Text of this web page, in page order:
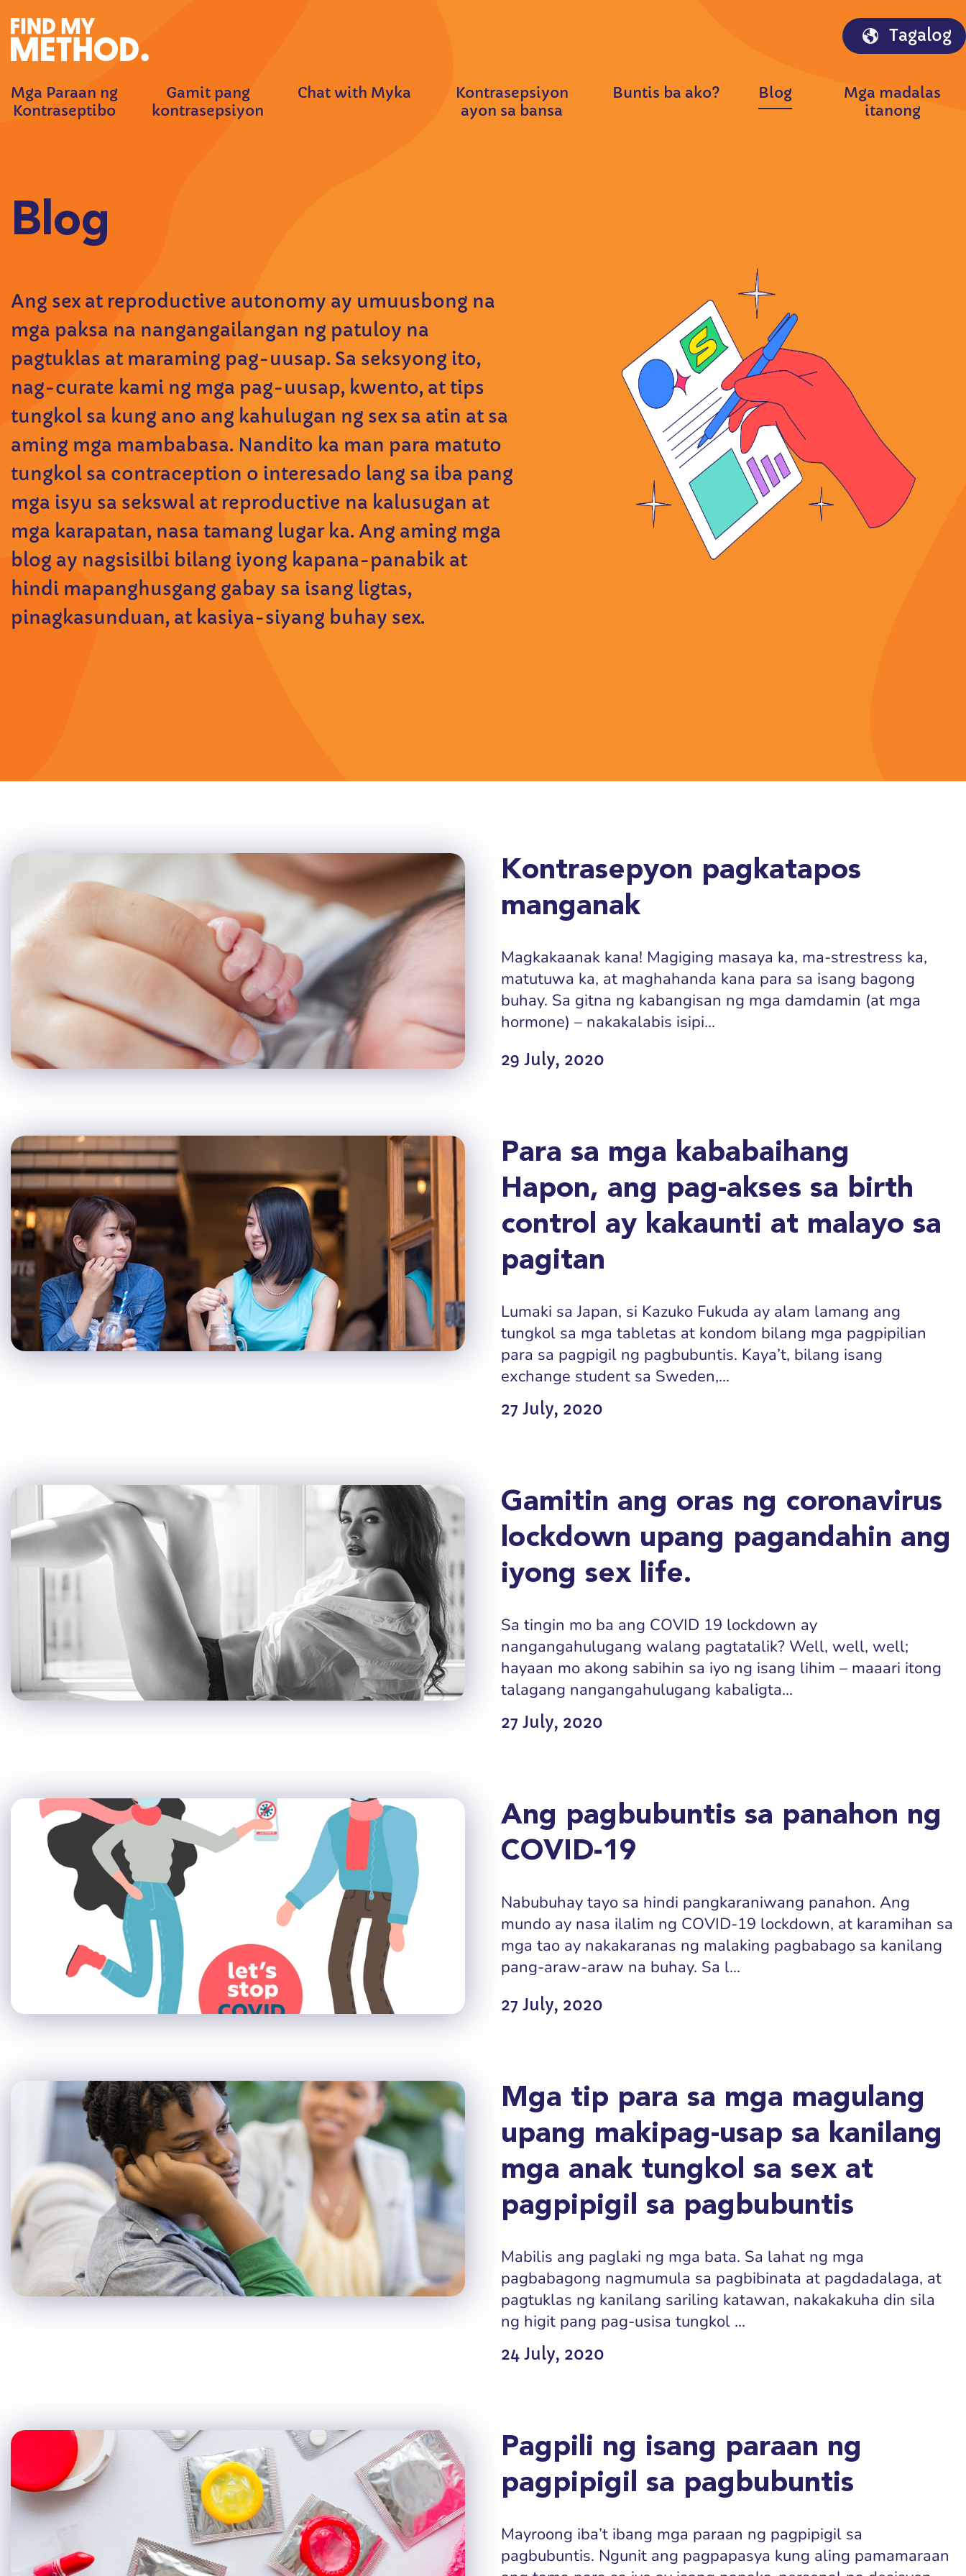
Tagalog
Mga Paraan ng
Kontraseptibo
Gamit pang
kontrasepsiyon
Chat with Myka
Kontrasepsiyon
ayon sa bansa
Buntis ba ako? Blog
Mga madalas
itanong
Blog
Ang sex at reproductive autonomy ay umuusbong na
mga paksa na nangangailangan ng patuloy na
pagtuklas at maraming pag-uusap. Sa seksyong ito,
nag-curate kami ng mga pag-uusap, kwento, at tips
tungkol sa kung ano ang kahulugan ng sex sa atin at sa
aming mga mambabasa. Nandito ka man para matuto
tungkol sa contraception o interesado lang sa iba pang
mga isyu sa sekswal at reproductive na kalusugan at
mga karapatan, nasa tamang lugar ka. Ang aming mga
blog ay nagsisilbi bilang iyong kapana-panabik at
hindi mapanghusgang gabay sa isang ligtas,
pinagkasunduan, at kasiya-siyang buhay sex.
Kontrasepyon pagkatapos
manganak
Magkakaanak kana! Magiging masaya ka, ma-strestress ka,
matutuwa ka, at maghahanda kana para sa isang bagong
buhay. Sa gitna ng kabangisan ng mga damdamin (at mga
hormone) – nakakalabis isipi...
29 July, 2020
Para sa mga kababaihang
Hapon, ang pag-akses sa birth
control ay kakaunti at malayo sa
pagitan
Lumaki sa Japan, si Kazuko Fukuda ay alam lamang ang
tungkol sa mga tabletas at kondom bilang mga pagpipilian
para sa pagpigil ng pagbubuntis. Kaya’t, bilang isang
exchange student sa Sweden,...
27 July, 2020
Gamitin ang oras ng coronavirus
lockdown upang pagandahin ang
iyong sex life.
Sa tingin mo ba ang COVID 19 lockdown ay
nangangahulugang walang pagtatalik? Well, well, well;
hayaan mo akong sabihin sa iyo ng isang lihim – maaari itong
talagang nangangahulugang kabaligta...
27 July, 2020
Ang pagbubuntis sa panahon ng
COVID-19
Nabubuhay tayo sa hindi pangkaraniwang panahon. Ang
mundo ay nasa ilalim ng COVID-19 lockdown, at karamihan sa
mga tao ay nakakaranas ng malaking pagbabago sa kanilang
pang-araw-araw na buhay. Sa l...
27 July, 2020
Mga tip para sa mga magulang
upang makipag-usap sa kanilang
mga anak tungkol sa sex at
pagpipigil sa pagbubuntis
Mabilis ang paglaki ng mga bata. Sa lahat ng mga
pagbabagong nagmumula sa pagbibinata at pagdadalaga, at
pagtuklas ng kanilang sariling katawan, nakakakuha din sila
ng higit pang pag-usisa tungkol ...
24 July, 2020
Pagpili ng isang paraan ng
pagpipigil sa pagbubuntis
Mayroong iba’t ibang mga paraan ng pagpipigil sa
pagbubuntis. Ngunit ang pagpapasya kung aling pamamaraan